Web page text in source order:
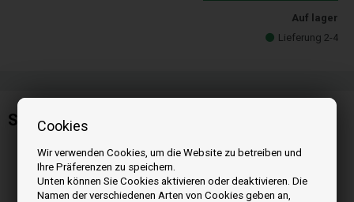
Cookies
Wir verwenden Cookies, um die Website zu betreiben und
Ihre Präferenzen zu speichern.
Unten können Sie Cookies aktivieren oder deaktivieren. Die
Namen der verschiedenen Arten von Cookies geben an,
Auf lager
Lieferung 2-4
Schneckenmotor für Eva Calór Pelletofen